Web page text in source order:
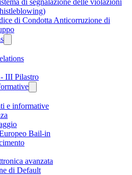
di segnalazione delle violazioni
di Condotta Anticorruzione di
III Pilastro
e informative
Bail-in
avanzata
di Default